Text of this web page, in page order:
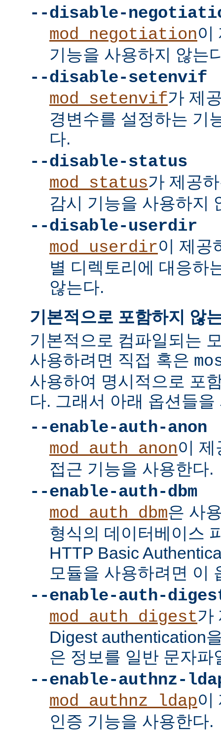
--disable-
mod_negotiation이
기능을 사용하지 않는
--disable-setenvif
mod_setenvif가 제
경변수를 설정하는 기
다.
--disable-status
mod_status가 제공
감시 기능을 사용하지
--disable-userdir
mod_userdir이 제공
별 디렉토리에 대응하
않는다.
기본적으로 포함하지 않
기본적으로 컴파일되는
사용하려면 직접 혹은
사용하여 명시적으로 포
다. 그래서 아래 옵션들을
--enable-auth-anon
mod_auth_anon이
접근 기능을 사용한다.
--enable-auth-dbm
mod_auth_dbm은 사
형식의 데이터베이스
HTTP Basic
모듈을 사용하려면 이
--enable-auth-
mod_auth_digest가
Digest authentication
은 정보를 일반 문자파
--enable-authnz-
mod_authnz_ldap이
인증 기능을 사용한다.